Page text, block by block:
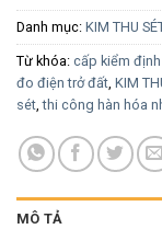
Danh mục: KIM THU
Từ khóa: cấp kiểm
đo điện trở đất, KIM
sét,thi công hàn hóa
MÔ TẢ